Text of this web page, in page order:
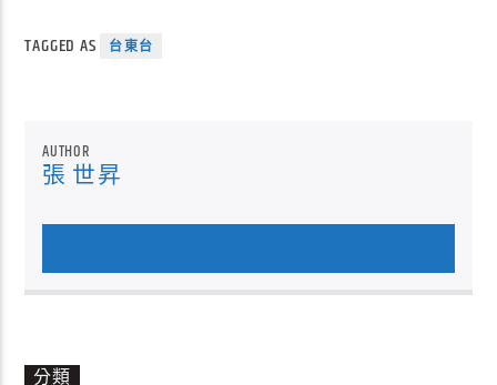
TAGGED AS 台東台
AUTHOR
張 世昇
分類